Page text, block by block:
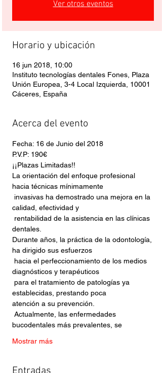
Ver otros eventos
Horario y ubicación
16 jun 2018, 10:00
Instituto tecnologías dentales Fones, Plaza
Unión Europea, 3-4 Local Izquierda, 10001
Cáceres, España
Acerca del evento
Fecha: 16 de Junio del 2018
P.V.P: 190€
¡¡Plazas Limitadas!!
La orientación del enfoque profesional
hacia técnicas mínimamente
calidad, efectividad y
Durante años, la práctica de la odontología,
ha dirigido sus esfuerzos
diagnósticos y terapéuticos
atención a su prevención.
Mostrar más